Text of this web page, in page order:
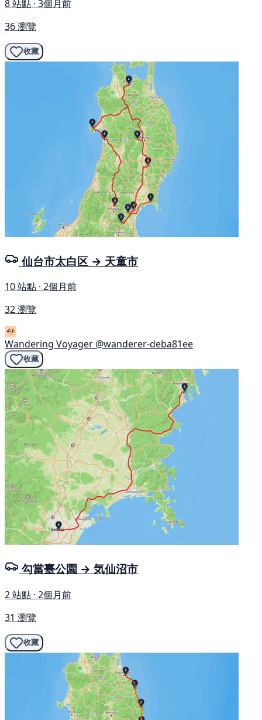
8 站點 · 3個月前
36 瀏覽
收藏
仙台市太白区 → 天童市
10 站點 · 2個月前
32 瀏覽
Wandering Voyager @wanderer-deba81ee
收藏
勾當臺公園 → 気仙沼市
2 站點 · 2個月前
31 瀏覽
收藏